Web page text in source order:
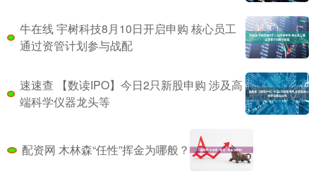
牛在线 宇树科技8月10日开启申购 核心员工
通过资管计划参与战配
速速查 【数读IPO】今日2只新股申购 涉及高
端科学仪器龙头等
配资网 木林森“任性”挥金为哪般？